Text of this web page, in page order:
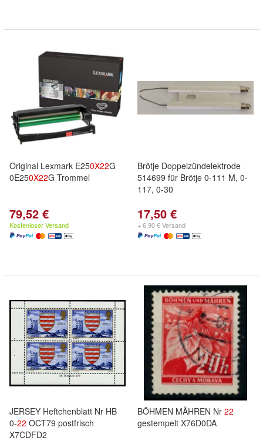
Original Lexmark E250X22G
0E250X22G Trommel
79,52 €
Kostenloser Versand
Brötje Doppelzündelektrode
514699 für Brötje 0-111 M, 0-
117, 0-30
17,50 €
+ 6,90 € Versand
JERSEY Heftchenblatt Nr HB
0-22 OCT79 postfrisch
X7CDFD2
BÖHMEN MÄHREN Nr 22
gestempelt X76D0DA